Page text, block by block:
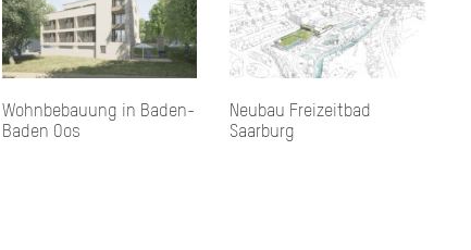
Wohn­be­bau­ung in Ba­den-
Ba­den Oos
Neubau Freizeitbad
Saarburg